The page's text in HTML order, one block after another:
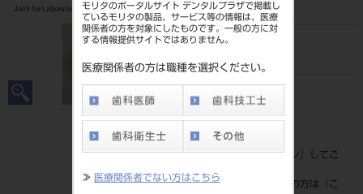
モリタのポータルサイト デンタルプラザで掲載し
ているモリタの製品、サービス等の情報は、医療
関係者の方を対象にしたものです。一般の方に対
する情報提供サイトではありません。
医療関係者の方は職種を選択ください。
≫ 医療関係者でない方はこちら
Joint for Laboratory Lathe
品目コード
4528373091136
標準価格
価格の確認は『ログイン
』してご
ネット会員登録がまだの方は『
こ